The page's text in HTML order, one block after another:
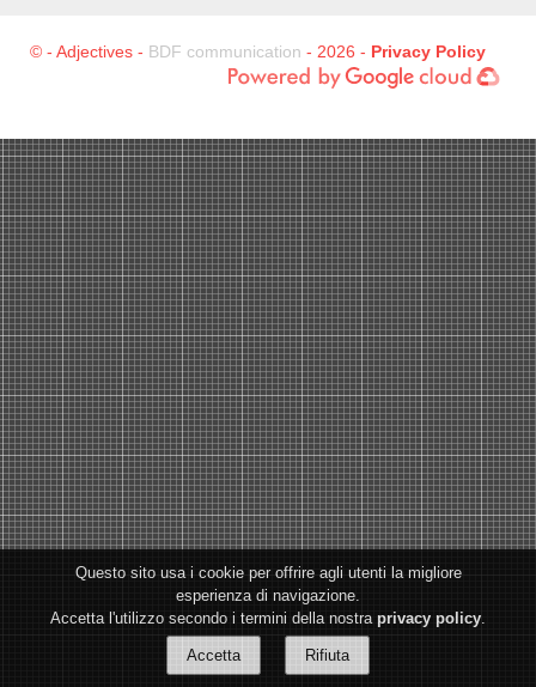
© - Adjectives - BDF communication - 2026 - Privacy Policy
Questo sito usa i cookie per offrire agli utenti la migliore
esperienza di navigazione.
Accetta l'utilizzo secondo i termini della nostra privacy policy.